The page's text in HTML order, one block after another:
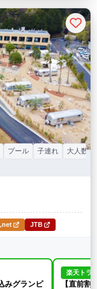
プール 子連れ 大人数
net JTB
みグランピ
楽天トラ
【直前